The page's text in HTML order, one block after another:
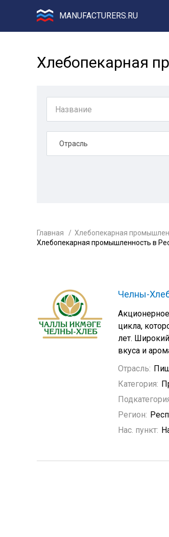
MANUFACTURERS.RU
Хлебопекарная
Отрасль
Главная Хлебопекарная
Хлебопекарная промышленность в
Челны-
цикла,
лет.
вкуса и
Отрасль:
Категория:
Регион:
Нас. пункт: